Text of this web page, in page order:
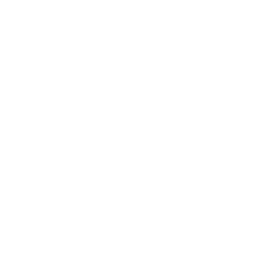
Чтобы не мялся и не смешил:
«Наркоз переносила хорошо»: известная
Безрукому инвалиду-зэку выдали